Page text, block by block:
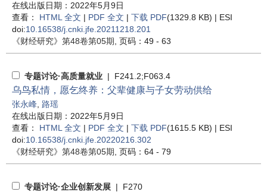
在线出版日期：2022年5月9日
查看： HTML 全文 | PDF 全文 | 下载 PDF(1329.8 KB) | ESI
doi:10.16538/j.cnki.jfe.20211218.201
《财经研究》 第48卷第05期 , 页码：49 - 63
专题讨论·高质量就业 | F241.2;F063.4
乌鸟私情，愿乞终养：父辈健康与子女劳动供给
张永峰 路瑶
在线出版日期：2022年5月9日
查看： HTML 全文 | PDF 全文 | 下载 PDF(1615.5 KB) | ESI
doi:10.16538/j.cnki.jfe.20220216.302
《财经研究》 第48卷第05期 , 页码：64 - 79
专题讨论·企业创新发展 | F270